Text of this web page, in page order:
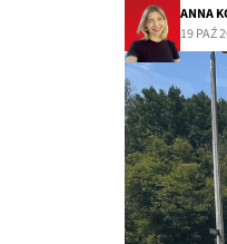
ANNA
19 PAŹ